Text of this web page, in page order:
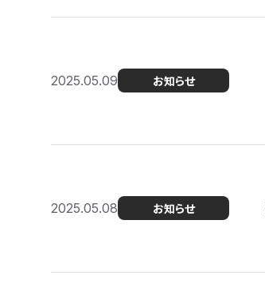
2025.05.09 お知らせ
2025.05.08 お知らせ